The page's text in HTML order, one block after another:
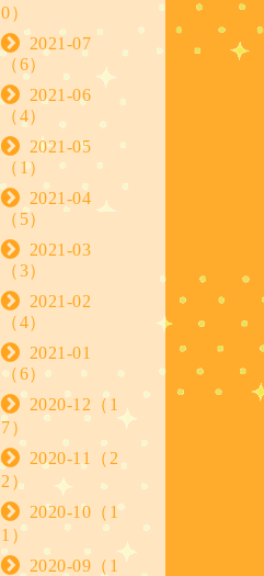
0）
2021-07
（6）
2021-06
（4）
2021-05
（1）
2021-04
（5）
2021-03
（3）
2021-02
（4）
2021-01
（6）
2020-12（1
7）
2020-11（2
2）
2020-10（1
1）
2020-09（1